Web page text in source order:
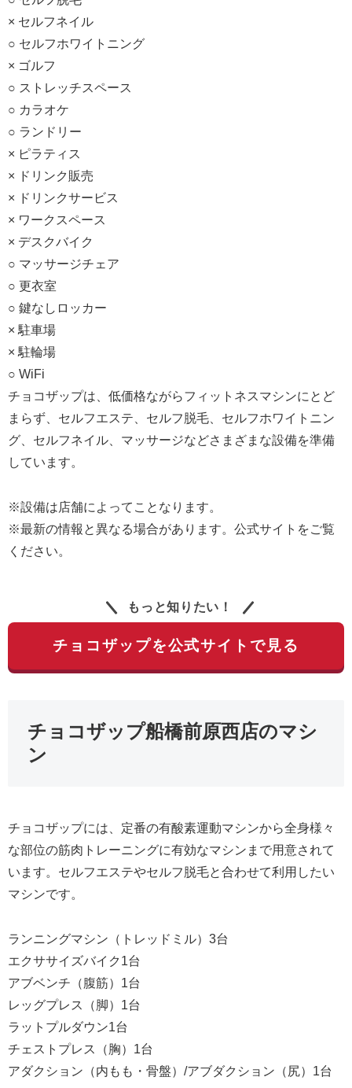
× セルフネイル
○ セルフホワイトニング
× ゴルフ
○ ストレッチスペース
○ カラオケ
○ ランドリー
× ピラティス
× ドリンク販売
× ドリンクサービス
× ワークスペース
× デスクバイク
○ マッサージチェア
○ 更衣室
○ 鍵なしロッカー
× 駐車場
× 駐輪場
○ WiFi
チョコザップは、低価格ながらフィットネスマシンにとど
まらず、セルフエステ、セルフ脱毛、セルフホワイトニン
グ、セルフネイル、マッサージなどさまざまな設備を準備
しています。
※設備は店舗によってことなります。
※最新の情報と異なる場合があります。公式サイトをご覧
ください。
もっと知りたい！
チョコザップを公式サイトで見る
チョコザップ船橋前原西店のマシ
ン
チョコザップには、定番の有酸素運動マシンから全身様々
な部位の筋肉トレーニングに有効なマシンまで用意されて
います。セルフエステやセルフ脱毛と合わせて利用したい
マシンです。
ランニングマシン（トレッドミル）3台
エクササイズバイク1台
アブベンチ（腹筋）1台
レッグプレス（脚）1台
ラットプルダウン1台
チェストプレス（胸）1台
アダクション（内もも・骨盤）/アブダクション（尻）1台